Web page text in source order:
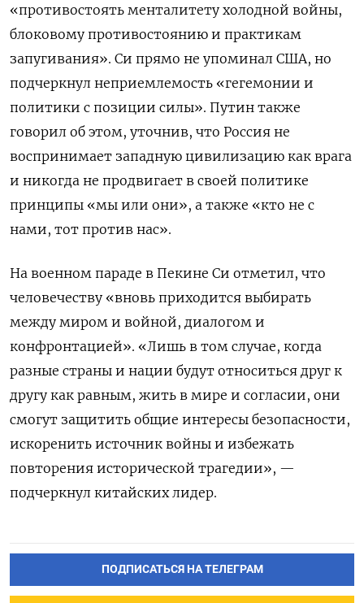
«противостоять менталитету холодной войны,
блоковому противостоянию и практикам
запугивания». Си прямо не упоминал США, но
подчеркнул неприемлемость «гегемонии и
политики с позиции силы». Путин также
говорил об этом, уточнив, что Россия не
воспринимает западную цивилизацию как врага
и никогда не продвигает в своей политике
принципы «мы или они», а также «кто не с
нами, тот против нас».
На военном параде в Пекине Си отметил, что
человечеству «вновь приходится выбирать
между миром и войной, диалогом и
конфронтацией». «Лишь в том случае, когда
разные страны и нации будут относиться друг к
другу как равным, жить в мире и согласии, они
смогут защитить общие интересы безопасности,
искоренить источник войны и избежать
повторения исторической трагедии», —
подчеркнул китайских лидер.
ПОДПИСАТЬСЯ НА ТЕЛЕГРАМ